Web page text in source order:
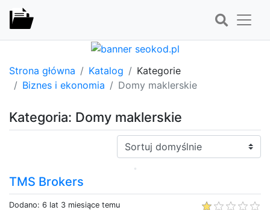
Strona główna Katalog
Kategorie
Biznes i ekonomia
Domy maklerskie
Kategoria: Domy maklerskie
Sortuj:
TMS Brokers
Dodano: 6 lat 3 miesiące temu